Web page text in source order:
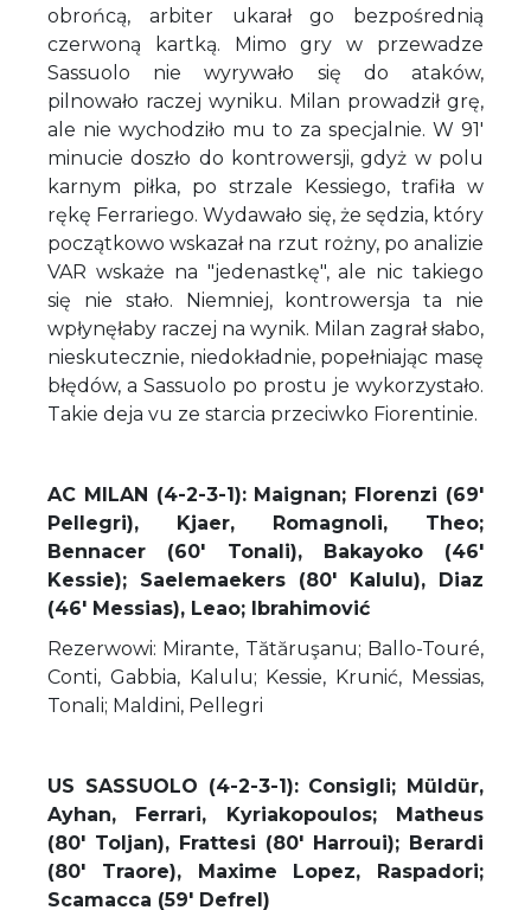
obrońcą, arbiter ukarał go bezpośrednią
czerwoną kartką. Mimo gry w przewadze
Sassuolo nie wyrywało się do ataków,
pilnowało raczej wyniku. Milan prowadził grę,
ale nie wychodziło mu to za specjalnie. W 91'
minucie doszło do kontrowersji, gdyż w polu
karnym piłka, po strzale Kessiego, trafiła w
rękę Ferrariego. Wydawało się, że sędzia, który
początkowo wskazał na rzut rożny, po analizie
VAR wskaże na "jedenastkę", ale nic takiego
się nie stało. Niemniej, kontrowersja ta nie
wpłynęłaby raczej na wynik. Milan zagrał słabo,
nieskutecznie, niedokładnie, popełniając masę
błędów, a Sassuolo po prostu je wykorzystało.
Takie deja vu ze starcia przeciwko Fiorentinie.
AC MILAN (4-2-3-1): Maignan; Florenzi (69'
Pellegri), Kjaer, Romagnoli, Theo;
Bennacer (60' Tonali), Bakayoko (46'
Kessie); Saelemaekers (80' Kalulu), Diaz
(46' Messias), Leao; Ibrahimović
Rezerwowi: Mirante, Tătăruşanu; Ballo-Touré,
Conti, Gabbia, Kalulu; Kessie, Krunić, Messias,
Tonali; Maldini, Pellegri
US SASSUOLO (4-2-3-1): Consigli; Müldür,
Ayhan, Ferrari, Kyriakopoulos; Matheus
(80' Toljan), Frattesi (80' Harroui); Berardi
(80' Traore), Maxime Lopez, Raspadori;
Scamacca (59' Defrel)